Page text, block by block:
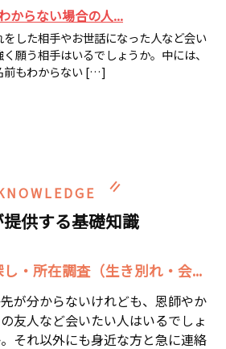
からない場合の人...
をした相手やお世話になった人など会い
願う相手はいるでしょうか。中には、
前もわからない […]
供する基礎知識
・所在調査（生き別れ・会...
が分からないけれども、恩師やか
友人など会いたい人はいるでしょ
それ以外にも身近な方と急に連絡